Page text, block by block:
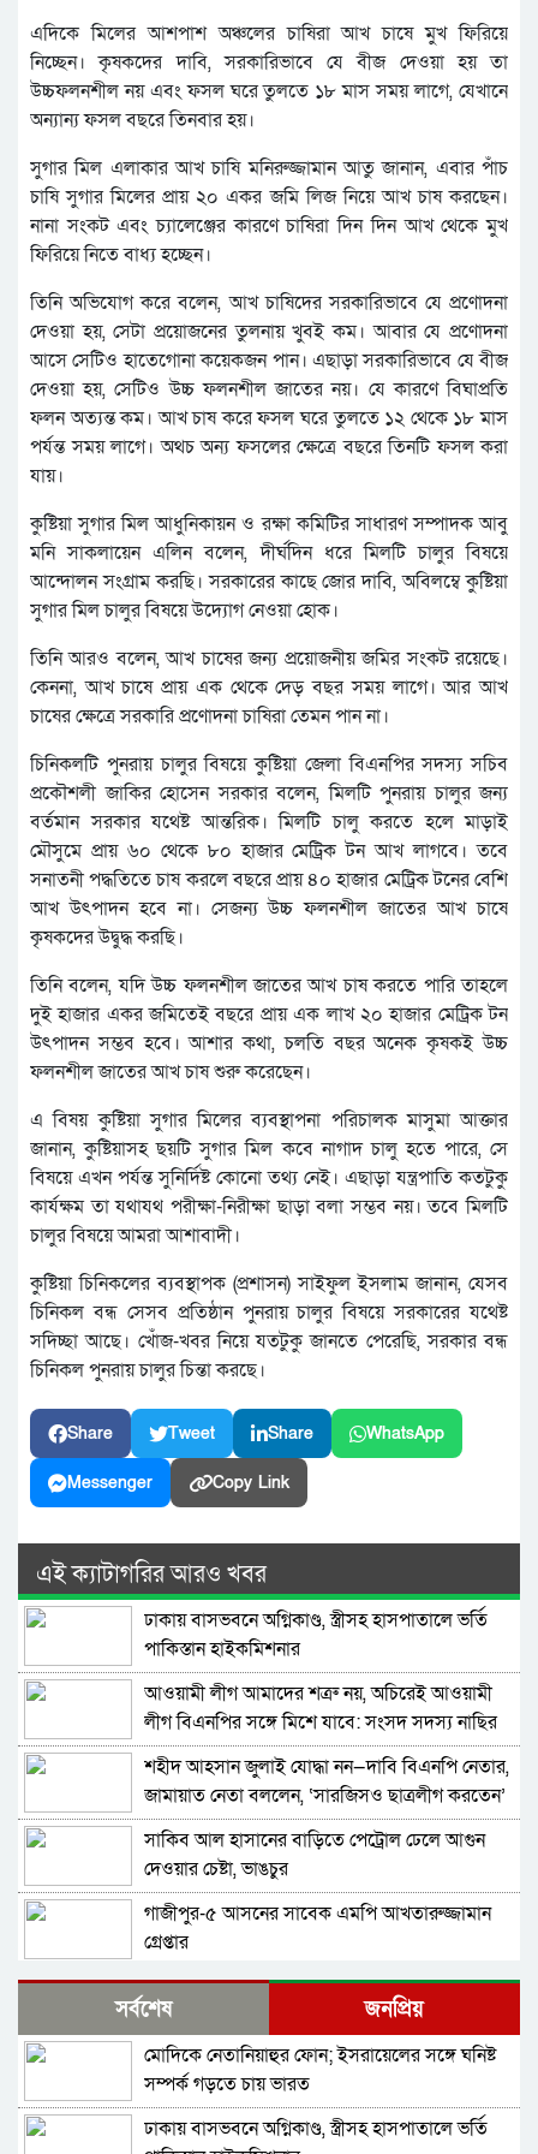
এদিকে মিলের আশপাশ অঞ্চলের চাষিরা আখ চাষে মুখ ফিরিয়ে
নিচ্ছেন। কৃষকদের দাবি, সরকারিভাবে যে বীজ দেওয়া হয় তা
উচ্চফলনশীল নয় এবং ফসল ঘরে তুলতে ১৮ মাস সময় লাগে, যেখানে
অন্যান্য ফসল বছরে তিনবার হয়।
সুগার মিল এলাকার আখ চাষি মনিরুজ্জামান আতু জানান, এবার পাঁচ
চাষি সুগার মিলের প্রায় ২০ একর জমি লিজ নিয়ে আখ চাষ করছেন।
নানা সংকট এবং চ্যালেঞ্জের কারণে চাষিরা দিন দিন আখ থেকে মুখ
ফিরিয়ে নিতে বাধ্য হচ্ছেন।
তিনি অভিযোগ করে বলেন, আখ চাষিদের সরকারিভাবে যে প্রণোদনা
দেওয়া হয়, সেটা প্রয়োজনের তুলনায় খুবই কম। আবার যে প্রণোদনা
আসে সেটিও হাতেগোনা কয়েকজন পান। এছাড়া সরকারিভাবে যে বীজ
দেওয়া হয়, সেটিও উচ্চ ফলনশীল জাতের নয়। যে কারণে বিঘাপ্রতি
ফলন অত্যন্ত কম। আখ চাষ করে ফসল ঘরে তুলতে ১২ থেকে ১৮ মাস
পর্যন্ত সময় লাগে। অথচ অন্য ফসলের ক্ষেত্রে বছরে তিনটি ফসল করা
যায়।
কুষ্টিয়া সুগার মিল আধুনিকায়ন ও রক্ষা কমিটির সাধারণ সম্পাদক আবু
মনি সাকলায়েন এলিন বলেন, দীর্ঘদিন ধরে মিলটি চালুর বিষয়ে
আন্দোলন সংগ্রাম করছি। সরকারের কাছে জোর দাবি, অবিলম্বে কুষ্টিয়া
সুগার মিল চালুর বিষয়ে উদ্যোগ নেওয়া হোক।
তিনি আরও বলেন, আখ চাষের জন্য প্রয়োজনীয় জমির সংকট রয়েছে।
কেননা, আখ চাষে প্রায় এক থেকে দেড় বছর সময় লাগে। আর আখ
চাষের ক্ষেত্রে সরকারি প্রণোদনা চাষিরা তেমন পান না।
চিনিকলটি পুনরায় চালুর বিষয়ে কুষ্টিয়া জেলা বিএনপির সদস্য সচিব
প্রকৌশলী জাকির হোসেন সরকার বলেন, মিলটি পুনরায় চালুর জন্য
বর্তমান সরকার যথেষ্ট আন্তরিক। মিলটি চালু করতে হলে মাড়াই
মৌসুমে প্রায় ৬০ থেকে ৮০ হাজার মেট্রিক টন আখ লাগবে। তবে
সনাতনী পদ্ধতিতে চাষ করলে বছরে প্রায় ৪০ হাজার মেট্রিক টনের বেশি
আখ উৎপাদন হবে না। সেজন্য উচ্চ ফলনশীল জাতের আখ চাষে
কৃষকদের উদ্বুদ্ধ করছি।
তিনি বলেন, যদি উচ্চ ফলনশীল জাতের আখ চাষ করতে পারি তাহলে
দুই হাজার একর জমিতেই বছরে প্রায় এক লাখ ২০ হাজার মেট্রিক টন
উৎপাদন সম্ভব হবে। আশার কথা, চলতি বছর অনেক কৃষকই উচ্চ
ফলনশীল জাতের আখ চাষ শুরু করেছেন।
এ বিষয় কুষ্টিয়া সুগার মিলের ব্যবস্থাপনা পরিচালক মাসুমা আক্তার
জানান, কুষ্টিয়াসহ ছয়টি সুগার মিল কবে নাগাদ চালু হতে পারে, সে
বিষয়ে এখন পর্যন্ত সুনির্দিষ্ট কোনো তথ্য নেই। এছাড়া যন্ত্রপাতি কতটুকু
কার্যক্ষম তা যথাযথ পরীক্ষা-নিরীক্ষা ছাড়া বলা সম্ভব নয়। তবে মিলটি
চালুর বিষয়ে আমরা আশাবাদী।
কুষ্টিয়া চিনিকলের ব্যবস্থাপক (প্রশাসন) সাইফুল ইসলাম জানান, যেসব
চিনিকল বন্ধ সেসব প্রতিষ্ঠান পুনরায় চালুর বিষয়ে সরকারের যথেষ্ট
সদিচ্ছা আছে। খোঁজ-খবর নিয়ে যতটুকু জানতে পেরেছি, সরকার বন্ধ
চিনিকল পুনরায় চালুর চিন্তা করছে।
Share Tweet Share WhatsApp
Messenger Copy Link
এই ক্যাটাগরির আরও খবর
ঢাকায় বাসভবনে অগ্নিকাণ্ড, স্ত্রীসহ হাসপাতালে ভর্তি
পাকিস্তান হাইকমিশনার
আওয়ামী লীগ আমাদের শত্রু নয়, অচিরেই আওয়ামী
লীগ বিএনপির সঙ্গে মিশে যাবে: সংসদ সদস্য নাছির
শহীদ আহসান জুলাই যোদ্ধা নন—দাবি বিএনপি নেতার,
জামায়াত নেতা বললেন, ‘সারজিসও ছাত্রলীগ করতেন’
সাকিব আল হাসানের বাড়িতে পেট্রোল ঢেলে আগুন
দেওয়ার চেষ্টা, ভাঙচুর
গাজীপুর-৫ আসনের সাবেক এমপি আখতারুজ্জামান
গ্রেপ্তার
ফেনীর পুলিশ সুপার; যত কিছুই করি না কেন, কারোরই
মন রক্ষা করতে পারি না
জুলাই গণঅভ্যুত্থান দিবসে হবিগঞ্জে শহীদদের প্রতি
জেলা পুলিশের শ্রদ্ধা
মৌলভীবাজারে যথাযোগ্য মর্যাদায় পালিত জুলাই
সর্বশেষ জনপ্রিয়
মোদিকে নেতানিয়াহুর ফোন; ইসরায়েলের সঙ্গে ঘনিষ্ট
সম্পর্ক গড়তে চায় ভারত
ঢাকায় বাসভবনে অগ্নিকাণ্ড, স্ত্রীসহ হাসপাতালে ভর্তি